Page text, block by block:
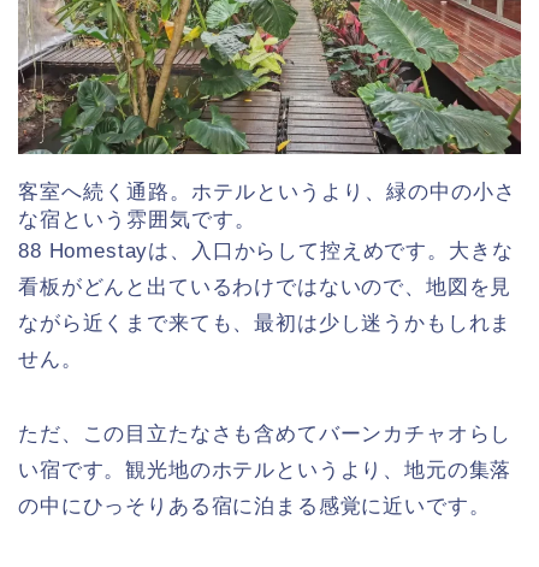
客室へ続く通路。ホテルというより、緑の中の小さ
な宿という雰囲気です。
88 Homestayは、入口からして控えめです。大きな
看板がどんと出ているわけではないので、地図を見
ながら近くまで来ても、最初は少し迷うかもしれま
せん。
ただ、この目立たなさも含めてバーンカチャオらし
い宿です。観光地のホテルというより、地元の集落
の中にひっそりある宿に泊まる感覚に近いです。